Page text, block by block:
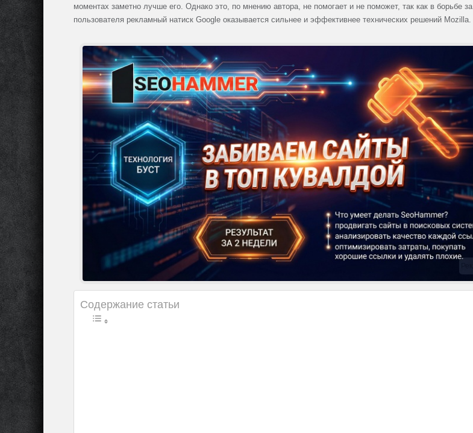
моментах заметно лучше его. Однако это, по мнению автора, не помогает и не поможет, так как в борьбе за
пользователя рекламный натиск Google оказывается сильнее и эффективнее технических решений Mozilla.
Содержание статьи